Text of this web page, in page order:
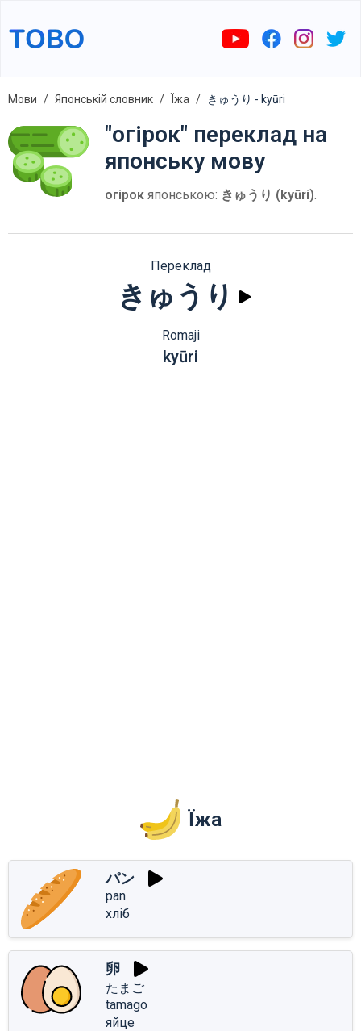
Мови Японській словник Їжа きゅうり - kyūri
"огірок" переклад на
японську мову
огірок японською: きゅうり (kyūri).
Переклад
きゅうり
Romaji
kyūri
Їжа
パン
pan
хліб
卵
たまご
tamago
яйце